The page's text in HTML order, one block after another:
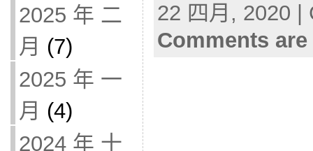
2025 年 二
月 (7)
2025 年 一
月 (4)
2024 年 十
22 四月, 2020
Comments